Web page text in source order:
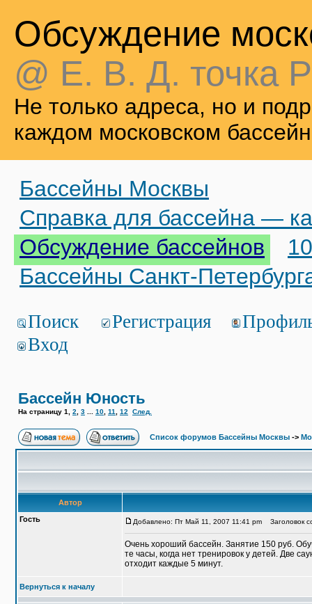
Обсуждение
@ Е. В. Д. точка
Не только адреса, но и
каждом московском
Бассейны Москвы
Справка для бассейна —
Обсуждение бассейнов
Бассейны Санкт-
Поиск Регистрация
Вход
Бассейн Юность
На страницу 1 2 3 10 11 12 След.
Список форумов Бассейны Москвы ->
Автор
Гость
Добавлено: Пт Май 11, 2007 11:41 pm Заголовок
Очень хороший бассейн. Занятие 150 руб.
те часы, когда нет тренировок у детей. Две
отходит каждые 5 минут.
Вернуться к началу